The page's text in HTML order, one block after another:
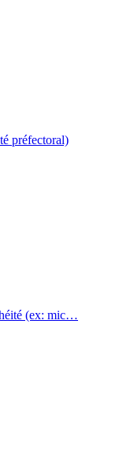
préfectoral)
(ex: mic…